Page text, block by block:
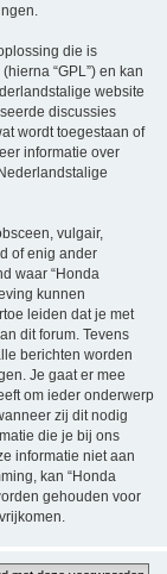
die is
(hierna “GPL”) en kan
website
discussies
wordt toegestaan of
informatie over
vulgair,
of enig ander
waar “Honda
kunnen
leiden dat je met
dit forum. Tevens
berichten worden
Je gaat er mee
om ieder onderwerp
zij dit nodig
die je bij ons
informatie niet aan
kan “Honda
gehouden voor